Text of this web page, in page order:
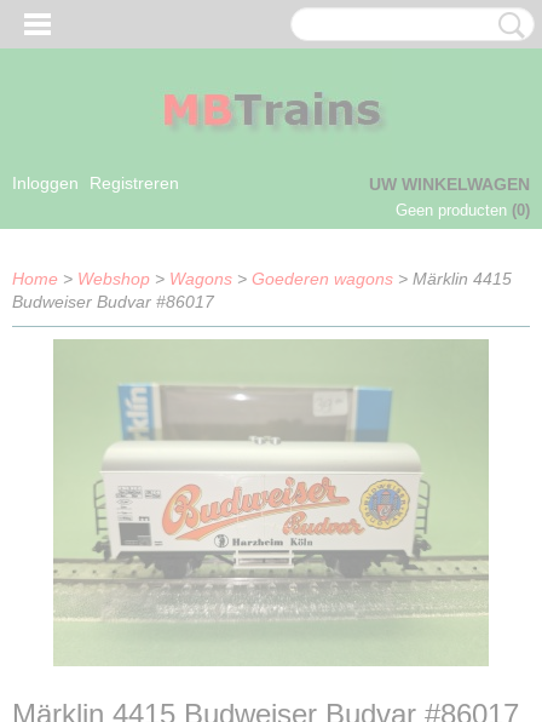
Inloggen Registreren UW WINKELWAGEN
Geen producten (0)
Home > Webshop > Wagons > Goederen wagons > Märklin 4415
Budweiser Budvar #86017
Märklin 4415 Budweiser Budvar #86017